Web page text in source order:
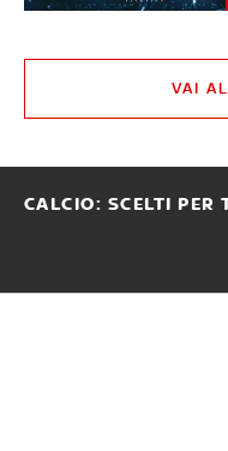
VAI
CALCIO: SCELTI PER